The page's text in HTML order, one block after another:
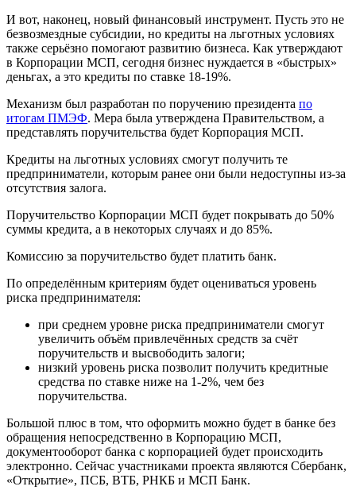
И вот, наконец, новый финансовый инструмент. Пусть это не
безвозмездные субсидии, но кредиты на льготных условиях
также серьёзно помогают развитию бизнеса. Как утверждают
в Корпорации МСП, сегодня бизнес нуждается в «быстрых»
деньгах, а это кредиты по ставке 18-19%.
Механизм был разработан по поручению президента по
итогам ПМЭФ. Мера была утверждена Правительством, а
представлять поручительства будет Корпорация МСП.
Кредиты на льготных условиях смогут получить те
предприниматели, которым ранее они были недоступны из-за
отсутствия залога.
Поручительство Корпорации МСП будет покрывать до 50%
суммы кредита, а в некоторых случаях и до 85%.
Комиссию за поручительство будет платить банк.
По определённым критериям будет оцениваться уровень
риска предпринимателя:
при среднем уровне риска предприниматели смогут
увеличить объём привлечённых средств за счёт
поручительств и высвободить залоги;
низкий уровень риска позволит получить кредитные
средства по ставке ниже на 1-2%, чем без
поручительства.
Большой плюс в том, что оформить можно будет в банке без
обращения непосредственно в Корпорацию МСП,
документооборот банка с корпорацией будет происходить
электронно. Сейчас участниками проекта являются Сбербанк,
«Открытие», ПСБ, ВТБ, РНКБ и МСП Банк.